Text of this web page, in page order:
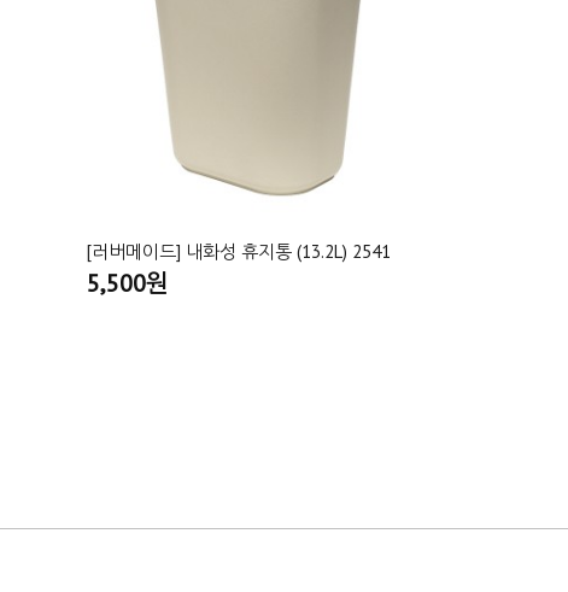
[러버메이드] 내화성 휴지통 (13.2L) 2541
5,500원